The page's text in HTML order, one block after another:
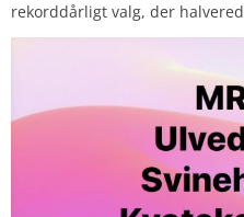
rekorddårligt valg, der